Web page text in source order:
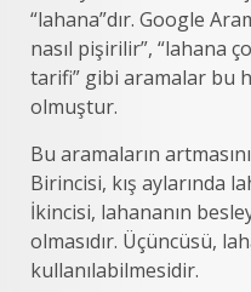
“lahana”dır. Google
nasıl pişirilir”, “lahana
tarifi” gibi aramalar bu
olmuştur.
Bu aramaların
Birincisi, kış aylarında
İkincisi, lahananın
olmasıdır. Üçüncüsü,
kullanılabilmesidir.